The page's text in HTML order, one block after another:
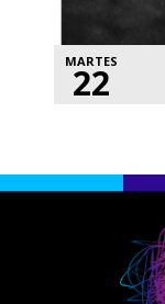
MARTES
22